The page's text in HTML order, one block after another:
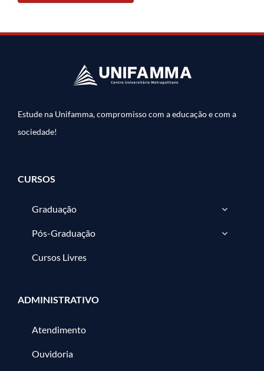
Estude na Unifamma, compromisso com a educação e com a
sociedade!
CURSOS
Graduação
Pós-Graduação
Cursos Livres
ADMINISTRATIVO
Atendimento
Ouvidoria